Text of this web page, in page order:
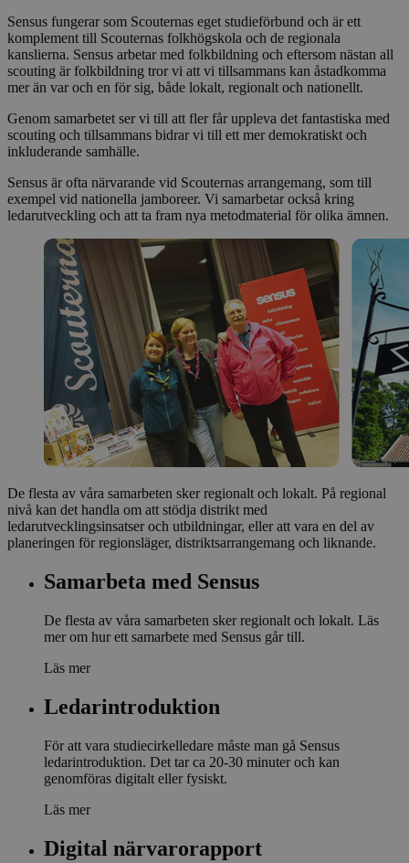
Sensus fungerar som Scouternas eget studieförbund och är ett
komplement till Scouternas folkhögskola och de regionala
kanslierna. Sensus arbetar med folkbildning och eftersom nästan all
scouting är folkbildning tror vi att vi tillsammans kan åstadkomma
mer än var och en för sig, både lokalt, regionalt och nationellt.
Genom samarbetet ser vi till att fler får uppleva det fantastiska med
scouting och tillsammans bidrar vi till ett mer demokratiskt och
inkluderande samhälle.
Sensus är ofta närvarande vid Scouternas arrangemang, som till
exempel vid nationella jamboreer. Vi samarbetar också kring
ledarutveckling och att ta fram nya metodmaterial för olika ämnen.
De flesta av våra samarbeten sker regionalt och lokalt. På regional
nivå kan det handla om att stödja distrikt med
ledarutvecklingsinsatser och utbildningar, eller att vara en del av
planeringen för regionsläger, distriktsarrangemang och liknande.
Samarbeta med Sensus
De flesta av våra samarbeten sker regionalt och lokalt. Läs
mer om hur ett samarbete med Sensus går till.
Läs mer
Ledarintroduktion
För att vara studiecirkelledare måste man gå Sensus
ledarintroduktion. Det tar ca 20-30 minuter och kan
genomföras digitalt eller fysiskt.
Läs mer
Digital närvarorapport